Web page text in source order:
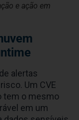
e ação em
alertas
Um CVE
tem o mesmo
em um